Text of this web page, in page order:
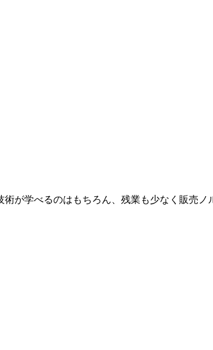
が学べるのはもちろん、残業も少なく販売